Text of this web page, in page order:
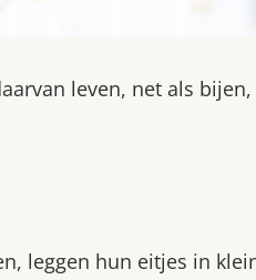
leven, net als
leggen hun eitjes in